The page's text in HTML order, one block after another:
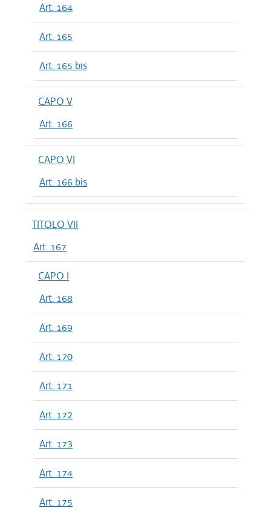
Art. 164
Art. 165
Art. 165 bis
CAPO V
Art. 166
CAPO VI
Art. 166 bis
TITOLO VII
Art. 167
CAPO I
Art. 168
Art. 169
Art. 170
Art. 171
Art. 172
Art. 173
Art. 174
Art. 175